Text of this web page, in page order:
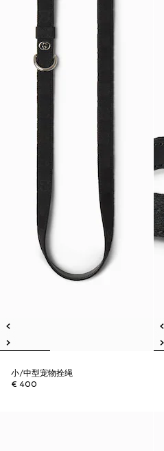
小/中型宠物拴绳
€ 400